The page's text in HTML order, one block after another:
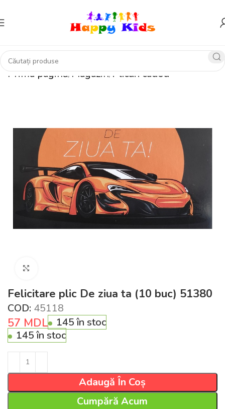
Prima pagină Magazin Plicuri cadou
Felicitare plic De ziua ta (10 buc) 51380
COD: 45118
57 MDL
145 în stoc
145 în stoc
Adaugă În Coș
Cumpără Acum